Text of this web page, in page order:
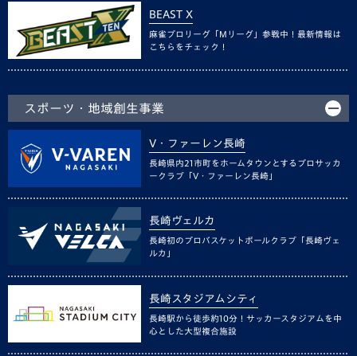
BEAST X
麻雀プロリーグ「Mリーグ」参戦中！最新情報は
こちらをチェック！
スポーツ・地域創生事業
V・ファーレン長崎
長崎県内21市町をホームタウンとするプロサッカ
ークラブ「V・ファーレン長崎」
長崎ヴェルカ
長崎初のプロバスケットボールクラブ「長崎ヴェ
ルカ」
長崎スタジアムシティ
長崎駅から徒歩約10分！サッカースタジアムを中
心とした大型複合施設